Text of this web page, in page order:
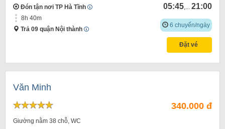
Đón tận nơi TP Hà Tĩnh
8h 40m
Trả 09 quận Nội thành
05:45 21:00
6 chuyến/ngày
Đặt vé
Văn Minh
Giường nằm 38 chỗ, WC
340.000 đ